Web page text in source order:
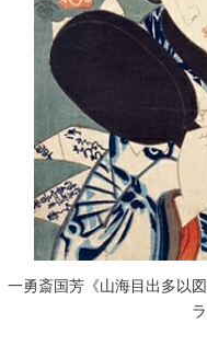
一勇斎国芳《山海目出多